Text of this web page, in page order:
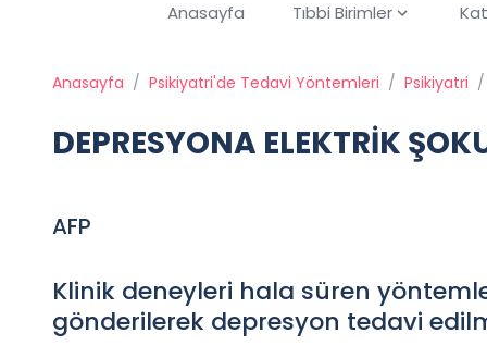
Anasayfa Tıbbi Birimler
Anasayfa / Psikiyatri'de Tedavi Yöntemleri / Psikiyatri /
DEPRESYONA ELEKTRİK
AFP
Klinik deneyleri hala süren
gönderilerek depresyon tedavi